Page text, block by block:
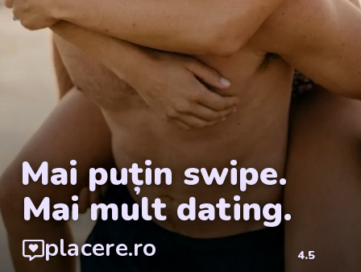
placere.ro 4.5
Mai puțin swipe.
Mai mult dating.